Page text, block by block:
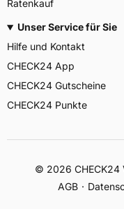
Ratenkauf
Unser Service für Sie
Hilfe und Kontakt
CHECK24 App
CHECK24 Gutscheine
CHECK24 Punkte
© 2026
AGB